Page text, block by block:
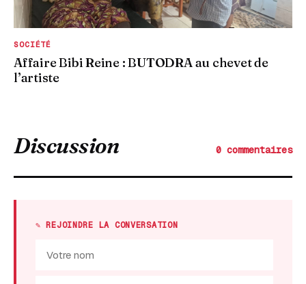
SOCIÉTÉ
Affaire Bibi Reine : BUTODRA au chevet de
l’artiste
Discussion 0 commentaires
✎ REJOINDRE LA CONVERSATION